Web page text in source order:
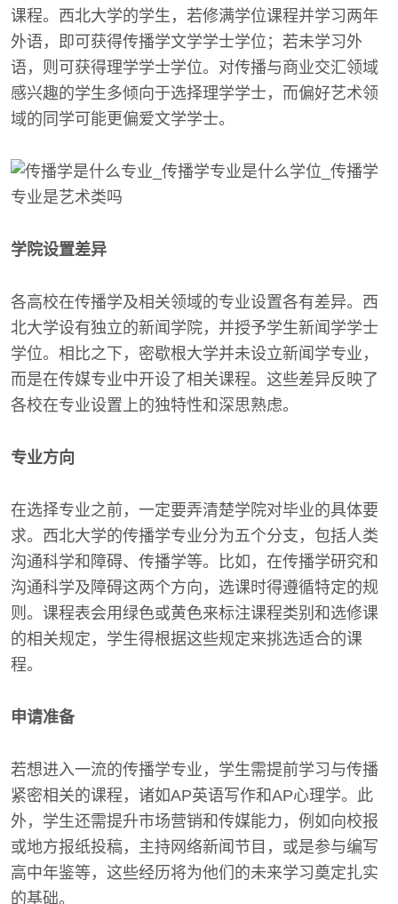
课程。西北大学的学生，若修满学位课程并学习两年
外语，即可获得传播学文学学士学位；若未学习外
语，则可获得理学学士学位。对传播与商业交汇领域
感兴趣的学生多倾向于选择理学学士，而偏好艺术领
域的同学可能更偏爱文学学士。
学院设置差异
各高校在传播学及相关领域的专业设置各有差异。西
北大学设有独立的新闻学院，并授予学生新闻学学士
学位。相比之下，密歇根大学并未设立新闻学专业，
而是在传媒专业中开设了相关课程。这些差异反映了
各校在专业设置上的独特性和深思熟虑。
专业方向
在选择专业之前，一定要弄清楚学院对毕业的具体要
求。西北大学的传播学专业分为五个分支，包括人类
沟通科学和障碍、传播学等。比如，在传播学研究和
沟通科学及障碍这两个方向，选课时得遵循特定的规
则。课程表会用绿色或黄色来标注课程类别和选修课
的相关规定，学生得根据这些规定来挑选适合的课
程。
申请准备
若想进入一流的传播学专业，学生需提前学习与传播
紧密相关的课程，诸如AP英语写作和AP心理学。此
外，学生还需提升市场营销和传媒能力，例如向校报
或地方报纸投稿，主持网络新闻节目，或是参与编写
高中年鉴等，这些经历将为他们的未来学习奠定扎实
的基础。